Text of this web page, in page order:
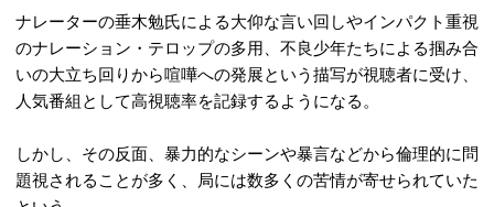
ナレーターの垂木勉氏による大仰な言い回しやインパクト重視
のナレーション・テロップの多用、不良少年たちによる掴み合
いの大立ち回りから喧嘩への発展という描写が視聴者に受け、
人気番組として高視聴率を記録するようになる。
しかし、その反面、暴力的なシーンや暴言などから倫理的に問
題視されることが多く、局には数多くの苦情が寄せられていた